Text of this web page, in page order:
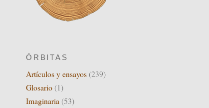
ÓRBITAS
Artículos y ensayos (239)
Glosario (1)
Imaginaria (53)